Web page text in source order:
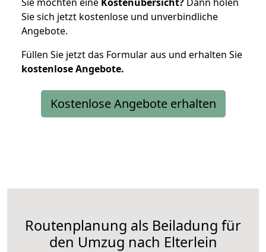
Sie sich jetzt kostenlose und unverbindliche
Angebote.
Füllen Sie jetzt das Formular aus und erhalten Sie
kostenloseAngebote.
Kostenlose Angebote erhalten
Routenplanung als Beiladung für
den Umzug nach Elterlein